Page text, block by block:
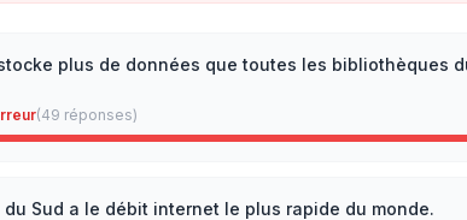
plus de données que toutes les bibliothèques
(49 réponses)
du Sud a le débit internet le plus rapide du monde.